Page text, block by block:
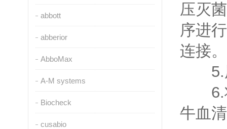
abbott
abberior
AbboMax
A-M systems
Biocheck
cusabio
压灭
序进
连接。
5.用
6.将
牛血